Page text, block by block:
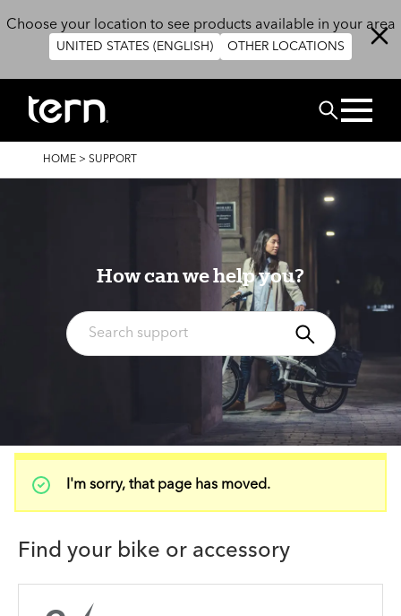
Choose your location to see products available in your area
UNITED STATES (ENGLISH) OTHER LOCATIONS
搜尋
BREADCRUMB
HOME > SUPPORT
How can we help you?
搜尋
Status I'm sorry, that page has moved.
Find your bike or accessory